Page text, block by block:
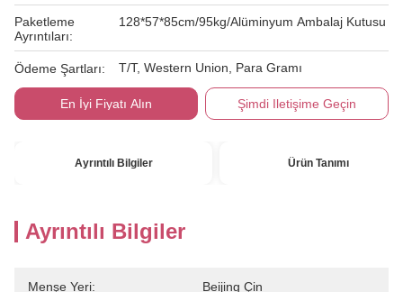
Paketleme
Ayrıntıları:
128*57*85cm/95kg/Alüminyum Ambalaj Kutusu
Ödeme Şartları: T/T, Western Union, Para Gramı
En İyi Fiyatı Alın Şimdi Iletişime Geçin
Ayrıntılı Bilgiler Ürün Tanımı
Ayrıntılı Bilgiler
Menşe Yeri: Beijing Çin